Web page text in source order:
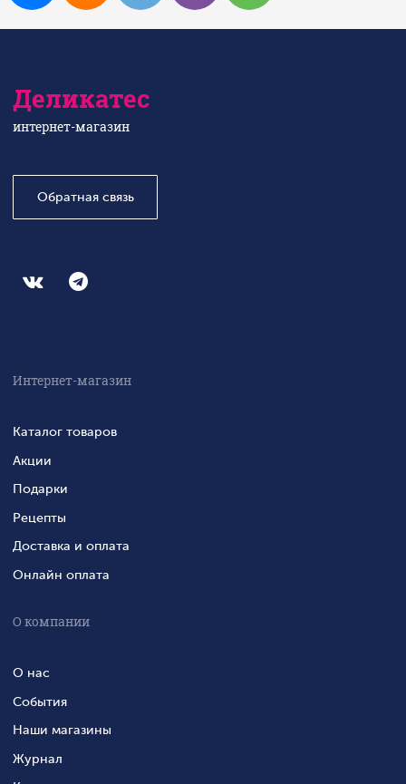
Деликатес
интернет-магазин
Обратная связь
Интернет-магазин
Каталог товаров
Акции
Подарки
Рецепты
Доставка и оплата
Онлайн оплата
О компании
О нас
События
Наши магазины
Журнал